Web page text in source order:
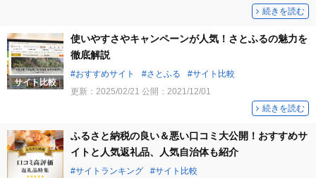
続きを読む
使いやすさやキャンペーンが人気！さとふるの魅力を
徹底解説
おすすめサイト さとふる
サイト比較
更新： 2025/02/21 公開： 2021/12/01
続きを読む
サイト比較
ふるさと納税の良い＆悪い口コミ大公開！おすすめサ
イトと人気返礼品、人気自治体も紹介
サイトランキング
サイト比較